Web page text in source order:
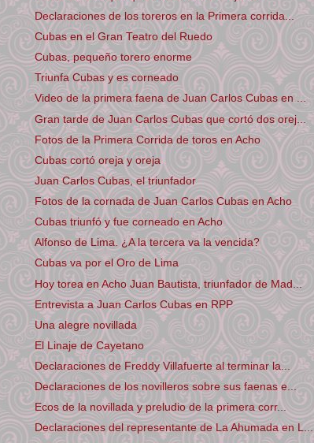
Declaraciones de los toreros en la Primera corrida...
Cubas en el Gran Teatro del Ruedo
Cubas, pequeño torero enorme
Triunfa Cubas y es corneado
Video de la primera faena de Juan Carlos Cubas en ...
Gran tarde de Juan Carlos Cubas que cortó dos orej...
Fotos de la Primera Corrida de toros en Acho
Cubas cortó oreja y oreja
Juan Carlos Cubas, el triunfador
Fotos de la cornada de Juan Carlos Cubas en Acho
Cubas triunfó y fue corneado en Acho
Alfonso de Lima. ¿A la tercera va la vencida?
Cubas va por el Oro de Lima
Hoy torea en Acho Juan Bautista, triunfador de Mad...
Entrevista a Juan Carlos Cubas en RPP
Una alegre novillada
El Linaje de Cayetano
Declaraciones de Freddy Villafuerte al terminar la...
Declaraciones de los novilleros sobre sus faenas e...
Ecos de la novillada y preludio de la primera corr...
Declaraciones del representante de La Ahumada en L...